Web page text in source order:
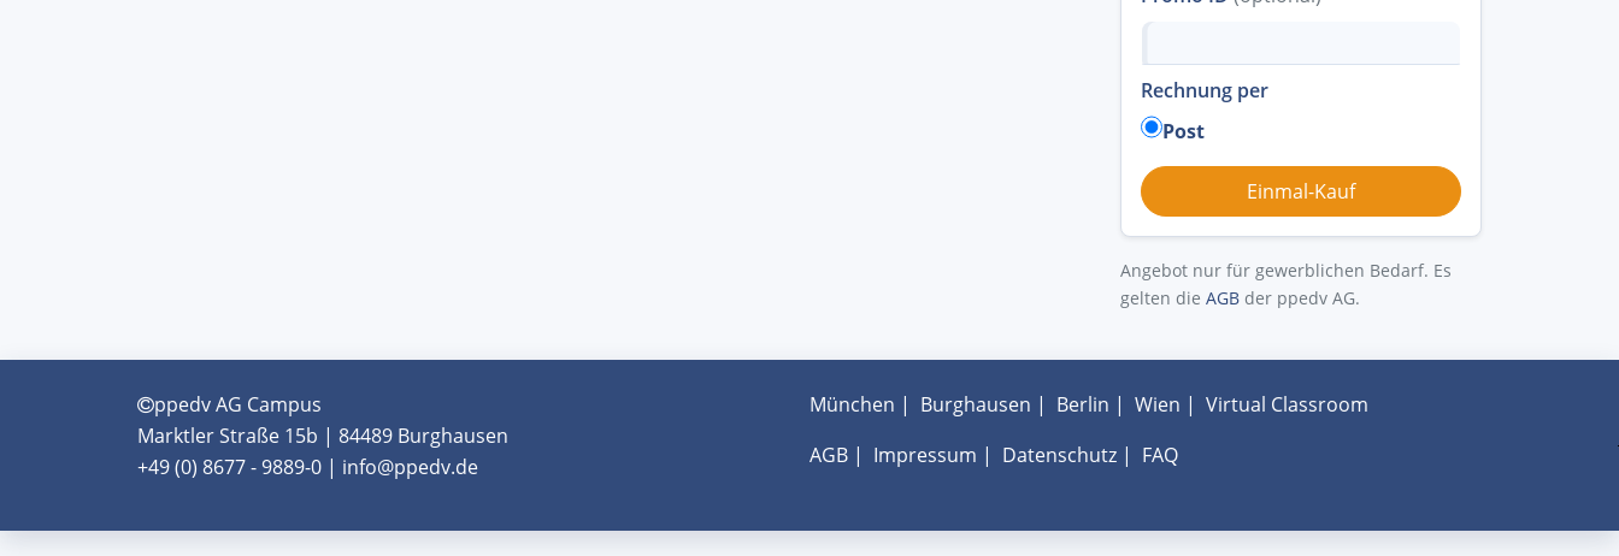
Rechnung per
Post
Angebot nur für gewerblichen Bedarf. Es
gelten die AGB der ppedv AG.
ppedv AG Campus
Marktler Straße 15b | 84489 Burghausen
+49 (0) 8677 - 9889-0 | info@ppedv.de
München | Burghausen | Berlin | Wien | Virtual Classroom
AGB| Impressum | Datenschutz| FAQ